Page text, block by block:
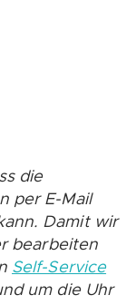
die
per E-Mail
Damit wir
bearbeiten
Self-Service
um die Uhr